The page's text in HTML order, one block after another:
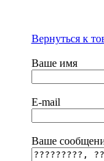
Вернуться к
Ваше имя
E-mail
Ваше